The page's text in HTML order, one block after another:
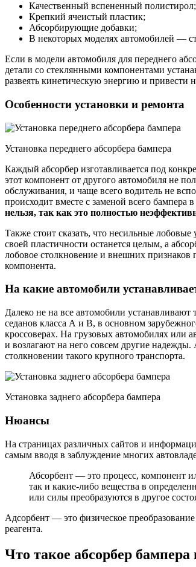
Качественный вспененный полистирол;
Крепкий ячеистый пластик;
Абсорбирующие добавки;
В некоторых моделях автомобилей —
Если в модели автомобиля для переднего
детали со стеклянными компонентами
развеять кинетическую энергию и привести
Особенности установки и ремонта
Установка переднего абсорбера бампера
Каждый абсорбер изготавливается под
этот компонент от другого автомобиля не
обслуживания, и чаще всего водитель не
происходит вместе с заменой всего бампера в
нельзя, так как это полностью
Также стоит сказать, что несильные
своей пластичности останется целым, а
лобовое столкновение и внешних признаков
компонента.
На какие автомобили
Далеко не на все автомобили устанавливают
седанов класса А и В, в основном
кроссоверах. На грузовых автомобилях или
и возлагают на него совсем другие
столкновении такого крупного транспорта.
Установка заднего абсорбера бампера
Нюансы
На страницах различных сайтов и
самым вводя в заблуждение многих
Абсорбент — это процесс, компонент
так и какие-либо вещества в
или силы преобразуются в другое
Адсорбент — это физическое
реагента.
Что такое абсорбер бампера